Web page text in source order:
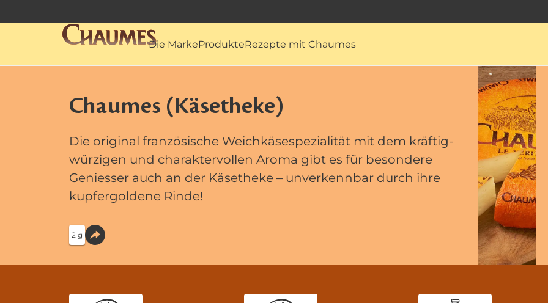
Die MarkeProdukteRezepte mit Chaumes
Chaumes (Käsetheke)
Die original französische Weichkäsespezialität mit dem kräftig-
würzigen und charaktervollen Aroma gibt es für besondere
Geniesser auch an der Käsetheke – unverkennbar durch ihre
kupfergoldene Rinde!
2 g